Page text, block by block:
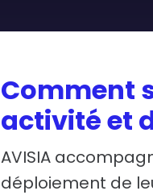
Comment
activité et
AVISIA
déploiement de